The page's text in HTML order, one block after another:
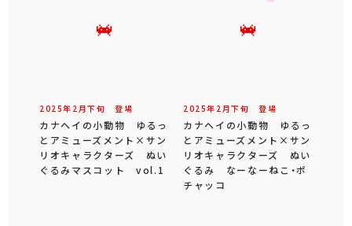
2025年 2 月下旬 登場
カナヘイの小動物 ゆるっ
とアミューズメント×サン
リオキャラクターズ ぬい
ぐるみマスコット vol.1
2025年 2 月下旬 登場
カナヘイの小動物 ゆるっ
とアミューズメント×サン
リオキャラクターズ ぬい
ぐるみ なーなーねこ・ポ
チャッコ